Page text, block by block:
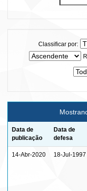
Classificar por:
Data de
publicação
Data de
defesa
14-Abr-2020 18-Jul-1997